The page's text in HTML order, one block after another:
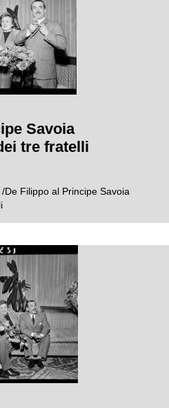
Savoia
tre fratelli
Filippo al Principe Savoia